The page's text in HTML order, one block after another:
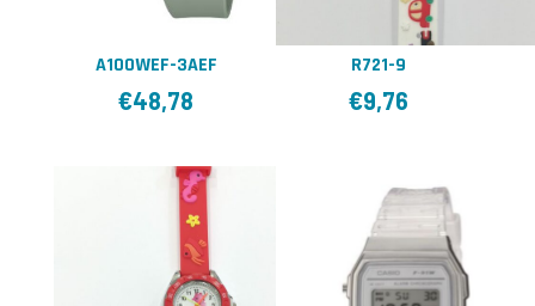
A100WEF-3AEF
€48,78
R721-9
€9,76